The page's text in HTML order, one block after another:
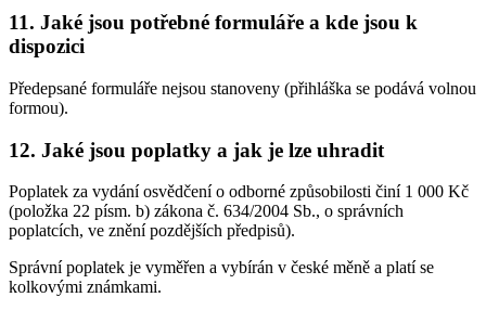
11. Jaké jsou potřebné formuláře a kde jsou k
dispozici
Předepsané formuláře nejsou stanoveny (přihláška se podává volnou
formou).
12. Jaké jsou poplatky a jak je lze uhradit
Poplatek za vydání osvědčení o odborné způsobilosti činí 1 000 Kč
(položka 22 písm. b) zákona č. 634/2004 Sb., o správních
poplatcích, ve znění pozdějších předpisů).
Správní poplatek je vyměřen a vybírán v české měně a platí se
kolkovými známkami.